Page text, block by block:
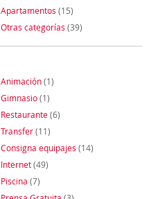
Apartamentos (15)
Otras categorías (39)
Animación(1)
Gimnasio(1)
Restaurante(6)
Transfer(11)
Consigna equipajes (14)
Internet(49)
Piscina (7)